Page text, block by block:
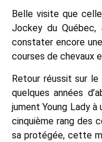
Belle visite que
Jockey du
constater encore
courses de chevaux
Retour réussit sur le
quelques années
jument Young Lady
cinquième rang des
sa protégée, cette